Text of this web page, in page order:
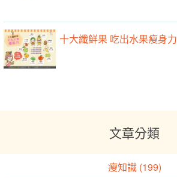
十大纖鮮果 吃出水果瘦身力
文章分類
瘦知識 (199)